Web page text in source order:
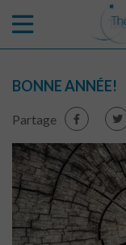
BONNE ANNÉE!
Partage